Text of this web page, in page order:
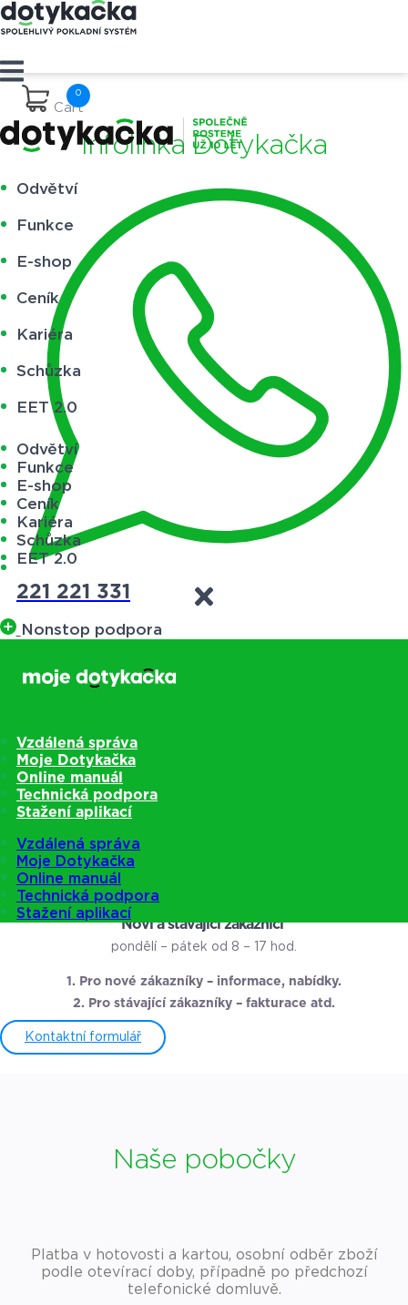
Cart
Odvětví
Funkce
E-shop
Ceník
Kariéra
Schůzka
EET 2.0
Odvětví
Funkce
E-shop
Ceník
Kariéra
Schůzka
EET 2.0
Nonstop podpora
Vzdálená správa
Moje Dotykačka
Online manuál
Technická podpora
Stažení aplikací
Vzdálená správa
Moje Dotykačka
Online manuál
Technická podpora
Stažení aplikací
Infolinka Dotykačka
221 221 331
VOLBA 1
Pro rychlé odbavení požadavku si
připravte vaše IČ.
Noví a stávající zákazníci
pondělí – pátek od 8 – 17 hod.
1. Pro nové zákazníky – informace, nabídky.
2. Pro stávající zákazníky – fakturace atd.
Kontaktní formulář
Naše pobočky
Platba v hotovosti a kartou, osobní odběr zboží
podle otevírací doby, případně po předchozí
telefonické domluvě.